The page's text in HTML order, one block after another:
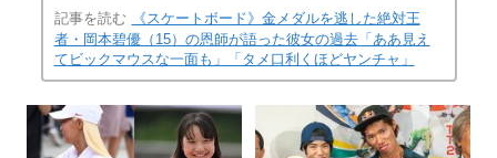
記事を読む
《スケートボード》金メダルを逃した絶対王
者・岡本碧優（15）の恩師が語った彼女の過去「ああ見え
てビックマウスな一面も」「タメ口利くほどヤンチャ」